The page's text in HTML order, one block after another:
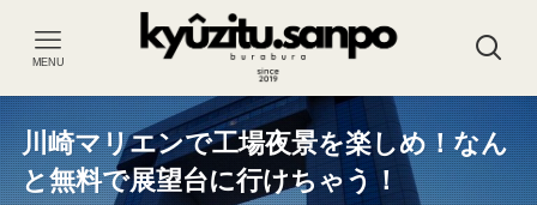
MENU
川崎マリエンで工場夜景を楽しめ！なん
と無料で展望台に行けちゃう！